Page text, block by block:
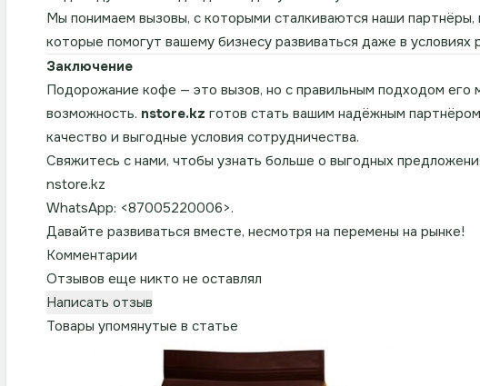
Мы понимаем вызовы, с которыми сталкиваются наши партнёры,
которые помогут вашему бизнесу развиваться даже в условиях
Заключение
Подорожание кофе — это вызов, но с правильным подходом его
возможность. nstore.kz готов стать вашим надёжным
качество и выгодные условия сотрудничества.
Свяжитесь с нами, чтобы узнать больше о выгодных
nstore.kz
WhatsApp: <87005220006>.
Давайте развиваться вместе, несмотря на перемены на рынке!
Комментарии
Отзывов еще никто не оставлял
Написать отзыв
Товары упомянутые в статье